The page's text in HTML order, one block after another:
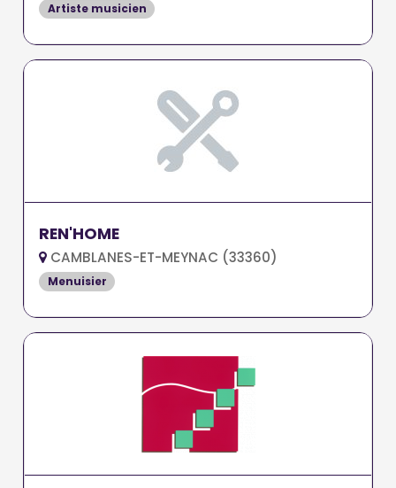
Artiste musicien
REN'HOME
CAMBLANES-ET-MEYNAC (33360)
Menuisier